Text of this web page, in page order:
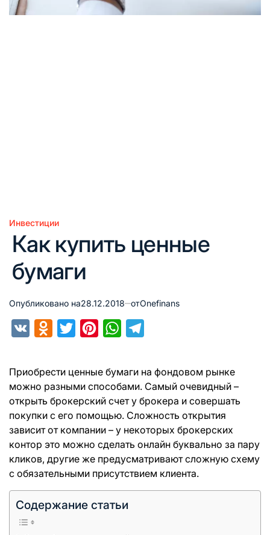
Опубликовано
Инвестиции
Как купить ценные
бумаги
Опубликовано на28.12.2018 отOnefinans
VK Odnoklassniki
TwitterPinterestWhatsApp
Приобрести ценные бумаги на фондовом рынке
можно разными способами. Самый очевидный –
открыть брокерский счет у брокера и совершать
покупки с его помощью. Сложность открытия
зависит от компании – у некоторых брокерских
контор это можно сделать онлайн буквально за пару
кликов, другие же предусматривают сложную схему
с обязательными присутствием клиента.
Содержание статьи